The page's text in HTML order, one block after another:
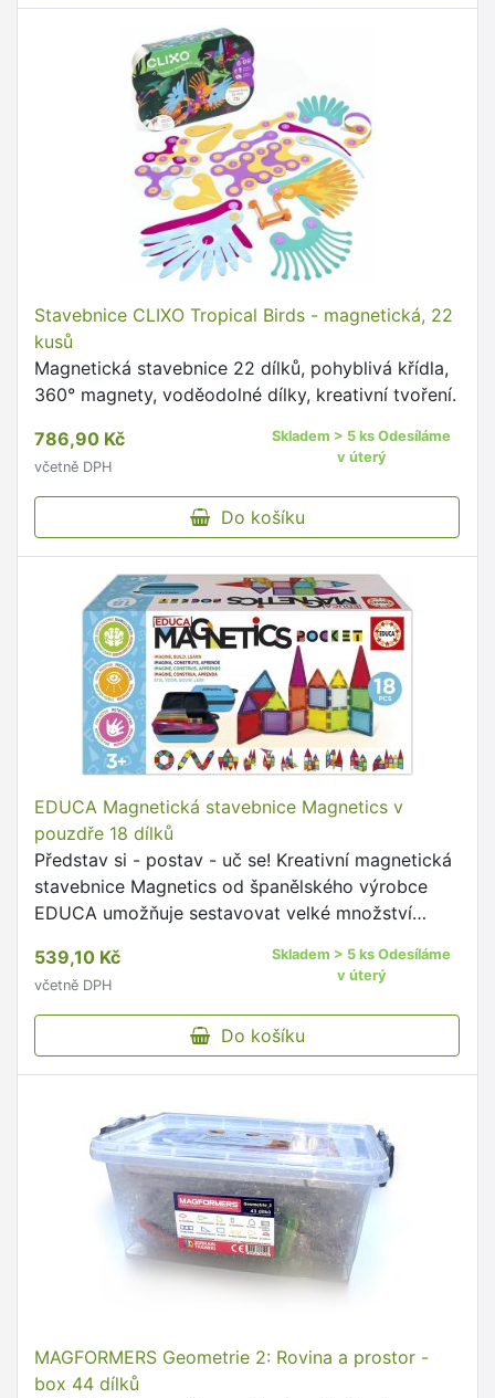
Stavebnice CLIXO Tropical Birds - magnetická, 22
kusů
Magnetická stavebnice 22 dílků, pohyblivá křídla,
360° magnety, voděodolné dílky, kreativní tvoření.
786,90 Kč
včetně DPH
Skladem > 5 ks Odesíláme
v úterý
Do košíku
EDUCA Magnetická stavebnice Magnetics v
pouzdře 18 dílků
Představ si - postav - uč se! Kreativní magnetická
stavebnice Magnetics od španělského výrobce
EDUCA umožňuje sestavovat velké množství
plastových …
539,10 Kč
včetně DPH
Skladem > 5 ks Odesíláme
v úterý
Do košíku
MAGFORMERS Geometrie 2: Rovina a prostor -
box 44 dílků